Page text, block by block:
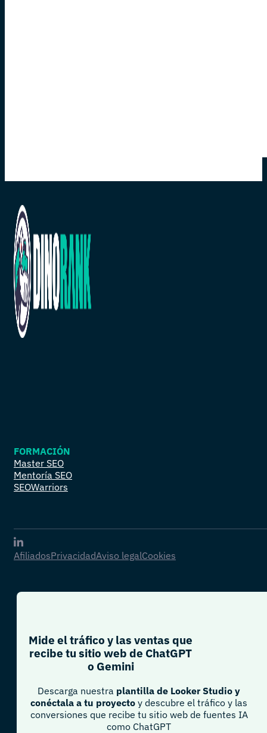
FORMACIÓN
Master SEO
Mentoría SEO
SEOWarriors
AfiliadosPrivacidadAviso legalCookies
Mide el tráfico y las ventas que
recibe tu sitio web de ChatGPT
o Gemini​
Descarga nuestra plantilla de Looker Studio y
conéctala a tu proyecto y descubre el tráfico y las
conversiones que recibe tu sitio web de fuentes IA
como ChatGPT​